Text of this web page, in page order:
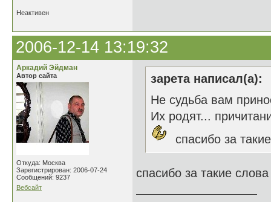
Неактивен
2006-12-14 13:19:32
Аркадий Эйдман
Автор сайта
Откуда: Москва
Зарегистрирован: 2006-07-24
Сообщений: 9237
Вебсайт
зарета написал(а):
Не судьба вам
Их родят...
спасибо за
спасибо за такие